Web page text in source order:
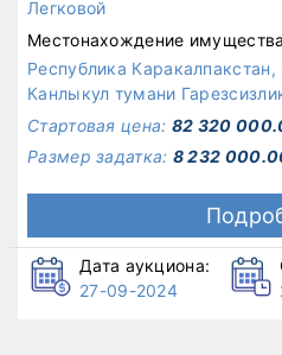
Легковой
Местонахождение
Республика
Канлыкул тумани
Стартовая цена: 82 320
Размер задатка: 8 232
Дата аукциона:
27-09-2024